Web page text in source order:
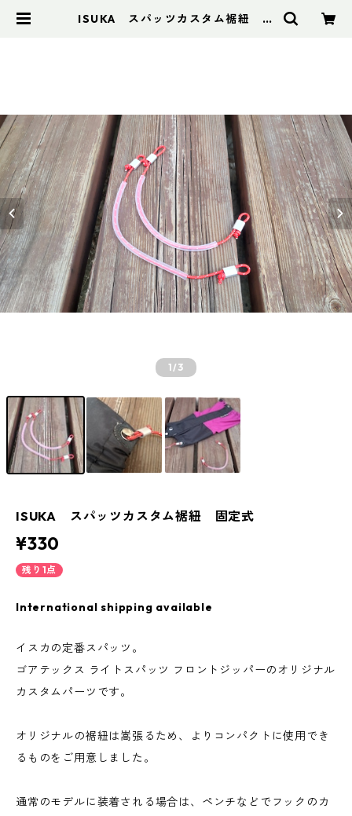
ISUKA スパッツカスタム裾紐 固
1/3
ISUKA スパッツカスタム裾紐 固定式
¥330
残り1点
International shipping available
イスカの定番スパッツ。
ゴアテックス ライトスパッツ フロントジッパーのオリジナル
カスタムパーツです。
オリジナルの裾紐は嵩張るため、よりコンパクトに使用でき
るものをご用意しました。
通常のモデルに装着される場合は、ペンチなどでフックのカ